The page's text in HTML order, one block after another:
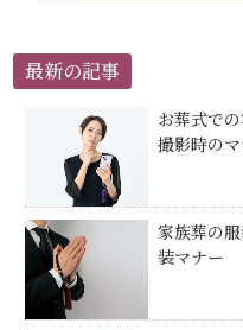
最新の記事
お葬式で
撮影時の
家族葬の
装マナー